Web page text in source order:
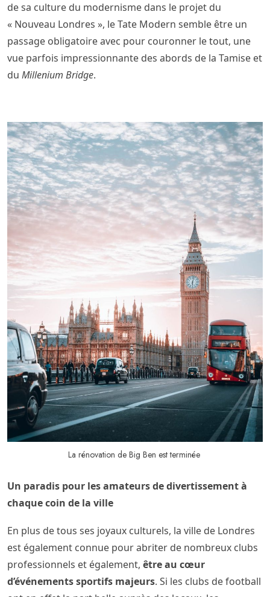
de sa culture du modernisme dans le projet du
« Nouveau Londres », le Tate Modern semble être un
passage obligatoire avec pour couronner le tout, une
vue parfois impressionnante des abords de la Tamise et
du Millenium Bridge.
La rénovation de Big Ben est terminée
Un paradis pour les amateurs de divertissement à
chaque coin de la ville
En plus de tous ses joyaux culturels, la ville de Londres
est également connue pour abriter de nombreux clubs
professionnels et également, être au cœur
d’événements sportifs majeurs. Si les clubs de football